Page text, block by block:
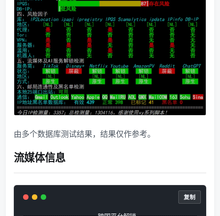
由多个数据库测试结果，结果仅作参考。
流媒体信息
复制